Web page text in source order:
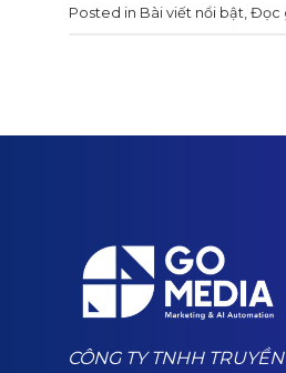
Posted in Bài viết nổi bật, Đọc
CÔNG TY TNHH